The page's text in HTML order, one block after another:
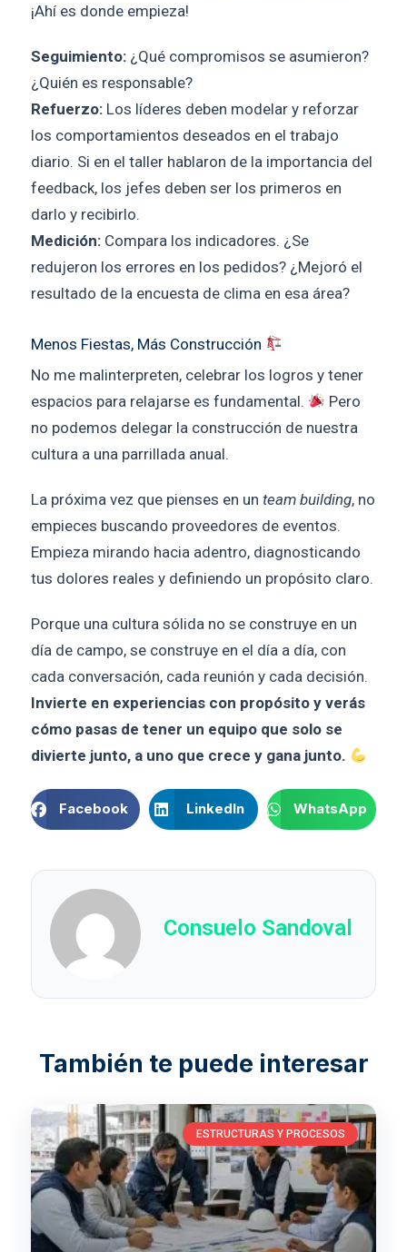
¡Ahí es donde empieza!
Seguimiento: ¿Qué compromisos se asumieron?
¿Quién es responsable?
Refuerzo: Los líderes deben modelar y reforzar
los comportamientos deseados en el trabajo
diario. Si en el taller hablaron de la importancia del
feedback, los jefes deben ser los primeros en
darlo y recibirlo.
Medición: Compara los indicadores. ¿Se
redujeron los errores en los pedidos? ¿Mejoró el
resultado de la encuesta de clima en esa área?
Menos Fiestas, Más Construcción
No me malinterpreten, celebrar los logros y tener
espacios para relajarse es fundamental.
Pero
no podemos delegar la construcción de nuestra
cultura a una parrillada anual.
La próxima vez que pienses en un team building, no
empieces buscando proveedores de eventos.
Empieza mirando hacia adentro, diagnosticando
tus dolores reales y definiendo un propósito claro.
Porque una cultura sólida no se construye en un
día de campo, se construye en el día a día, con
cada conversación, cada reunión y cada decisión.
Invierte en experiencias con propósito y verás
cómo pasas de tener un equipo que solo se
divierte junto, a uno que crece y gana junto.
Facebook LinkedIn WhatsApp
Consuelo Sandoval
ESTRUCTURAS Y PROCESOS